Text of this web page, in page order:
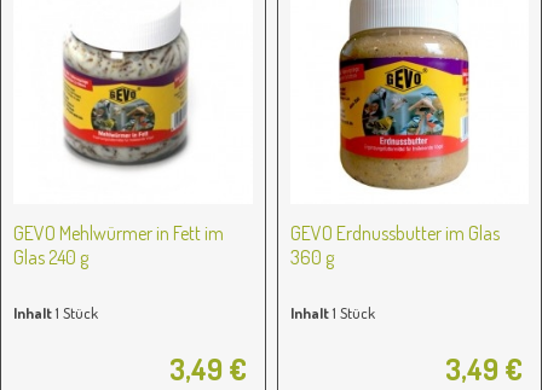
GEVO Mehlwürmer in Fett im
Glas 240 g
Inhalt1 Stück
3,49 €
GEVO Erdnussbutter im Glas
360 g
Inhalt1 Stück
3,49 €